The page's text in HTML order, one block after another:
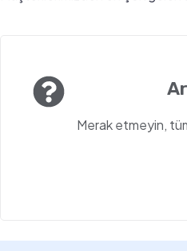
Merak etmeyin,